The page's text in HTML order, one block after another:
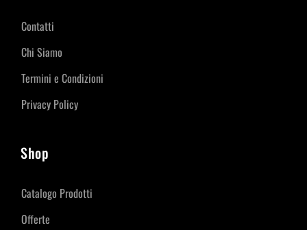
Contatti
Chi Siamo
Termini e Condizioni
Privacy Policy
Shop
Catalogo Prodotti
Offerte